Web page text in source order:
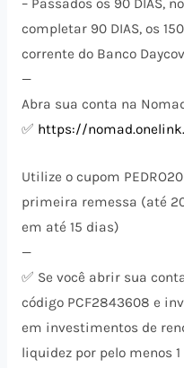
– Passados os 90 DIAS,
completar 90 DIAS, os
corrente do Banco
—
Abra sua conta na
✅ https://
Utilize o cupom
primeira remessa (até 20
em até 15 dias)
—
✅ Se você abrir sua
código PCF2843608 e
em investimentos de
liquidez por pelo menos